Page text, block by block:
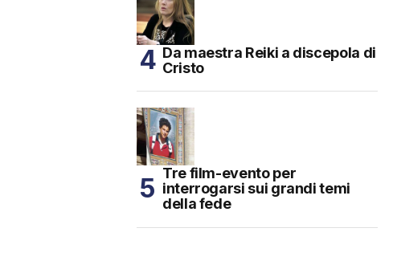
Da maestra Reiki a discepola di
Cristo
Tre film-evento per
interrogarsi sui grandi temi
della fede